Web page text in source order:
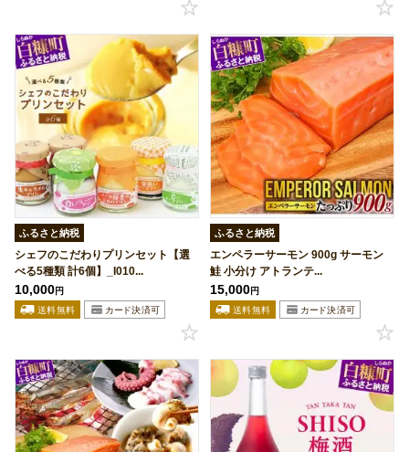
ふるさと納税
シェフのこだわりプリンセット【選
べる5種類 計6個】_I010...
10,000円
ふるさと納税
エンペラーサーモン 900g サーモン
鮭 小分け アトランテ...
15,000円